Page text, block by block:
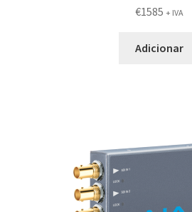
€1585 + IVA
Adicionar